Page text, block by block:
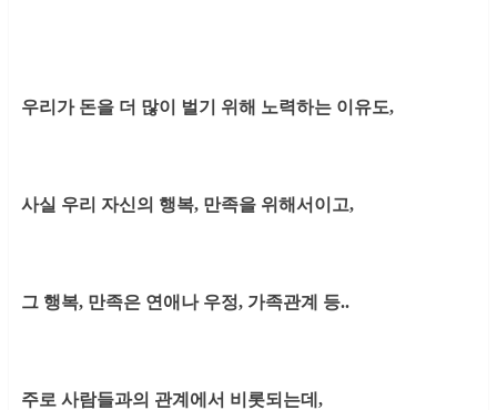
우리가 돈을 더 많이 벌기 위해 노력하는 이유도,
사실 우리 자신의 행복, 만족을 위해서이고,
그 행복, 만족은 연애나 우정, 가족관계 등..
주로 사람들과의 관계에서 비롯되는데,